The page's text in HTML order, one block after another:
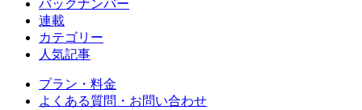
バックナンバー
連載
カテゴリー
人気記事
プラン・料金
よくある質問・お問い合わせ